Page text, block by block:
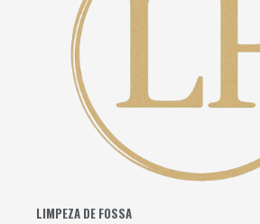
LIMPEZA DE FOSSA